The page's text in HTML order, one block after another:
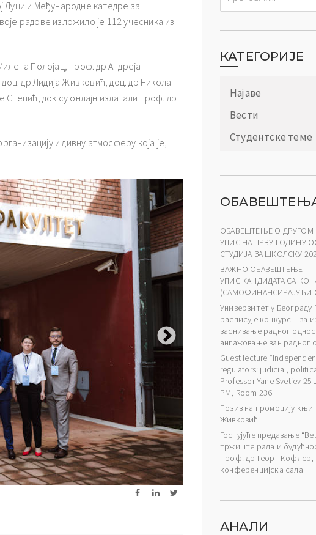
Луци и Међународне катедре за
радове изложило је 112 учесника из
Полојац, проф. др Андреја
др Лидија Живковић, доц. др Никола
док су онлајн излагали проф. др
и дивну атмосферу која је,
КАТЕГОРИЈЕ
Најаве
Вести
Студентске теме
ОБАВЕШТЕЊЕ О
УПИС НА ПРВУ ГОДИНУ
СТУДИЈА ЗА ШКОЛСКУ
ВАЖНО ОБАВЕШТЕЊЕ –
УПИС КАНДИДАТА СА
(САМОФИНАНСИРАЈУЋИ
Универзитет у
расписује конкурс – за
заснивање радног
ангажовање ван радног
Guest lecture
regulators: judicial,
Professor Yane Svetiev 25
PM, Room 236
Позив на промоцију
Живковић
Гостујуће предавање
тржиште рада и
Проф. др Георг Кофлер,
конференцијска сала
АНАЛИ